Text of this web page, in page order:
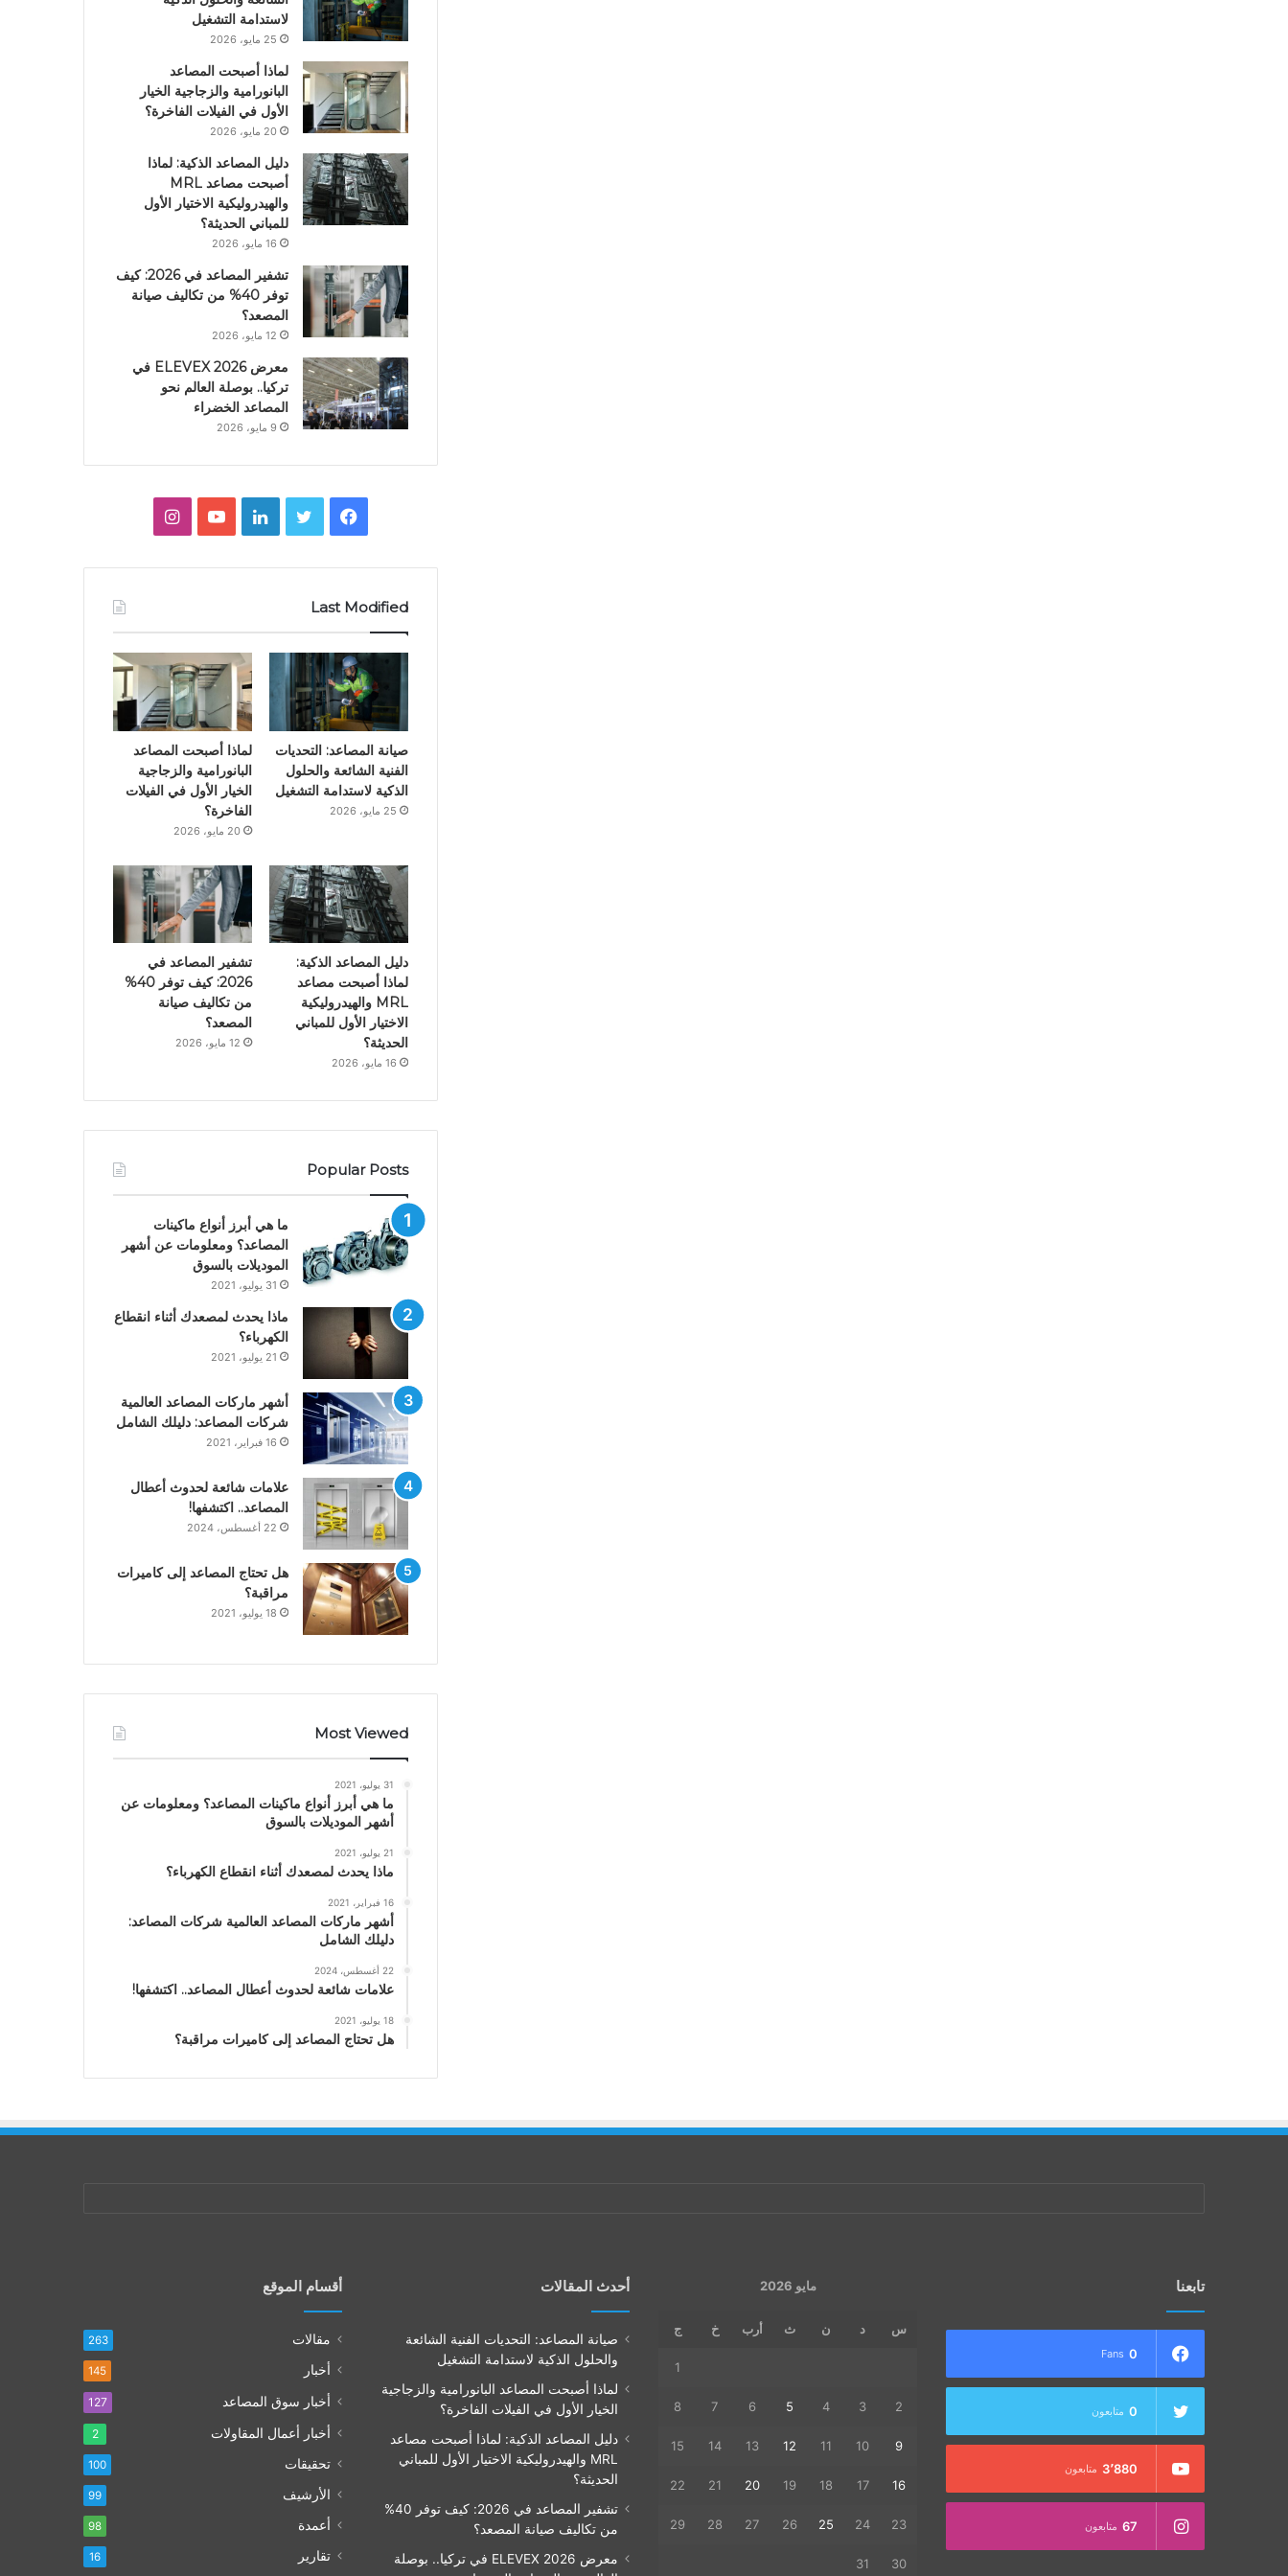
لاستدامة التشغيل
25 مايو، 2026
لماذا أصبحت المصاعد
البانورامية والزجاجية الخيار
الأول في الفيلات الفاخرة؟
20 مايو، 2026
دليل المصاعد الذكية: لماذا
أصبحت مصاعد MRL
والهيدروليكية الاختيار الأول
للمباني الحديثة؟
16 مايو، 2026
تشفير المصاعد في 2026: كيف
توفر 40% من تكاليف صيانة
المصعد؟
12 مايو، 2026
معرض ELEVEX 2026 في
تركيا.. بوصلة العالم نحو
المصاعد الخضراء
9 مايو، 2026
ب
و
ك
ت
ر
ل
ك
د
إ
ن
ي
و
ب
ا
ت
ق
ر
ا
م
Last Modified
صيانة المصاعد: التحديات
الفنية الشائعة والحلول
الذكية لاستدامة التشغيل
25 مايو، 2026
لماذا أصبحت المصاعد
البانورامية والزجاجية
الخيار الأول في الفيلات
الفاخرة؟
20 مايو، 2026
دليل المصاعد الذكية:
لماذا أصبحت مصاعد
MRL والهيدروليكية
الاختيار الأول للمباني
الحديثة؟
16 مايو، 2026
تشفير المصاعد في
2026: كيف توفر 40%
من تكاليف صيانة
المصعد؟
12 مايو، 2026
Popular Posts
ما هي أبرز أنواع ماكينات
المصاعد؟ ومعلومات عن أشهر
الموديلات بالسوق
31 يوليو، 2021
ماذا يحدث لمصعدك أثناء انقطاع
الكهرباء؟
21 يوليو، 2021
أشهر ماركات المصاعد العالمية
شركات المصاعد: دليلك الشامل
16 فبراير، 2021
علامات شائعة لحدوث أعطال
المصاعد.. اكتشفها!
22 أغسطس، 2024
هل تحتاج المصاعد إلى كاميرات
مراقبة؟
18 يوليو، 2021
Most Viewed
31 يوليو، 2021
ما هي أبرز أنواع ماكينات المصاعد؟ ومعلومات عن
أشهر الموديلات بالسوق
21 يوليو، 2021
ماذا يحدث لمصعدك أثناء انقطاع الكهرباء؟
16 فبراير، 2021
أشهر ماركات المصاعد العالمية شركات المصاعد:
دليلك الشامل
22 أغسطس، 2024
علامات شائعة لحدوث أعطال المصاعد.. اكتشفها!
18 يوليو، 2021
هل تحتاج المصاعد إلى كاميرات مراقبة؟
تابعنا
0
Fans
0 متابعون
3٬880 متابعون
67 متابعون
مايو 2026
س د ن ث أرب خ ج
1
2
3
4
5
6
7
8
9
10
11
12
13
14
15
16
17
18
19
20
21
22
23
24
25
26
27
28
29
30
31
أحدث المقالات
صيانة المصاعد: التحديات الفنية الشائعة
والحلول الذكية لاستدامة التشغيل
لماذا أصبحت المصاعد البانورامية والزجاجية
الخيار الأول في الفيلات الفاخرة؟
دليل المصاعد الذكية: لماذا أصبحت مصاعد
MRL والهيدروليكية الاختيار الأول للمباني
الحديثة؟
تشفير المصاعد في 2026: كيف توفر 40%
من تكاليف صيانة المصعد؟
معرض ELEVEX 2026 في تركيا.. بوصلة
أقسام الموقع
مقالات 263
أخبار 145
أخبار سوق المصاعد 127
أخبار أعمال المقاولات 2
تحقيقات 100
الأرشيف 99
أعمدة 98
تقارير 16